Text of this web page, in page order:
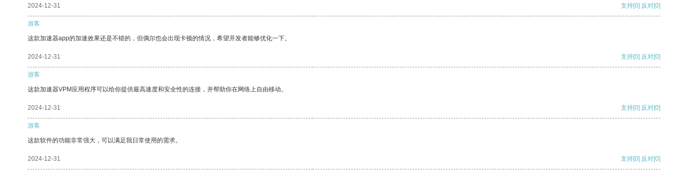
2024-12-31 支持[0] 反对[0]
游客
这款加速器app的加速效果还是不错的，但偶尔也会出现卡顿的情况，希望开发者能够优化一下。
2024-12-31 支持[0] 反对[0]
游客
这款加速器VPM应用程序可以给你提供最高速度和安全性的连接，并帮助你在网络上自由移动。
2024-12-31 支持[0] 反对[0]
游客
这款软件的功能非常强大，可以满足我日常使用的需求。
2024-12-31 支持[0] 反对[0]